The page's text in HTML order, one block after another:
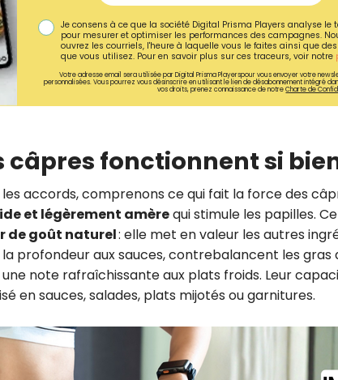
Je consens à ce que la société Digital Prisma Players analyse le
pour mesurer et optimiser les performances des campagnes.
ouvrez les courriels, l'heure à laquelle vous le faites ainsi que
que vous utilisez. Pour en savoir plus sur ces traceurs, voir notre
Votre adresse email sera utilisée par Digital Prisma Playerspour vous envoyer votre
personnalisées. Vous pourrez vous désinscrire en utilisant le lien de désabonnement intégré
vos droits, prenez connaissance de notreCharte de
câpres fonctionnent si
accords, comprenons ce qui fait la force des
et légèrement amèrequi stimule les papilles.
de goût naturel: elle met en valeur les autres
profondeur aux sauces, contrebalancent les gras
note rafraîchissante aux plats froids. Leur
en sauces, salades, plats mijotés ou garnitures.
Ainsi que
CROQ.
Je
des
utilisez.
voir notre
Je
Votre adresse email
désabonnement
exercer vos droits,